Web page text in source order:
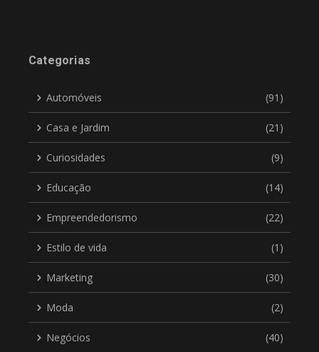
Categorias
Automóveis (91)
Casa e Jardim (21)
Curiosidades (9)
Educação (14)
Empreendedorismo (22)
Estilo de vida (1)
Marketing (30)
Moda (2)
Negócios (40)